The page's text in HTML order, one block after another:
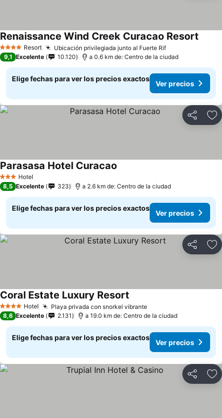
4 EstrellasResort Ubicación privilegiada junto al Fuerte Rif
Renaissance Wind Creek Curacao Resort
9,1 Excelente 10.120 a 0.6 km de: Centro de la ciudad
Elige fechas para ver los precios exactos
Ver precios
Compartir
3 Estrellas
Hotel
Parasasa Hotel Curacao
8,5 Excelente 323 a 2.6 km de: Centro de la ciudad
Elige fechas para ver los precios exactos
Ver precios
Compartir
4 EstrellasHotel Playa privada con snorkel vibrante
Coral Estate Luxury Resort
8,6 Excelente 2.131 a 19.0 km de: Centro de la ciudad
Elige fechas para ver los precios exactos
Ver precios
Compartir